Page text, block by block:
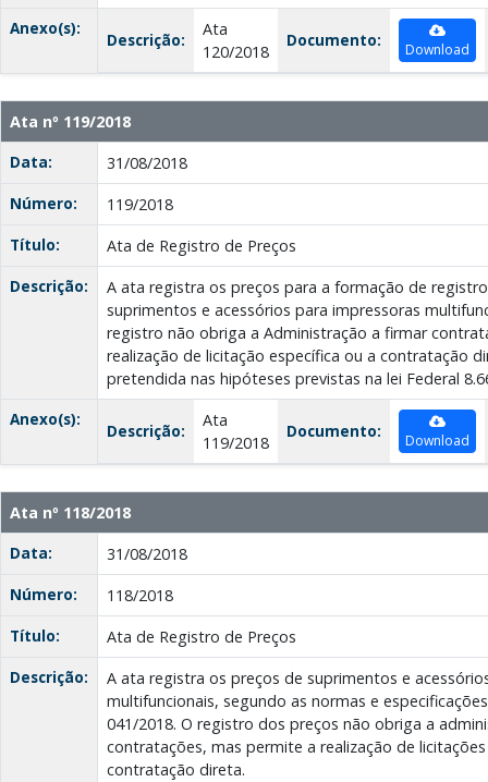
Anexo(s):
Descrição:
Ata
120/2018
Documento: Download
Ata nº 119/2018
Data:
31/08/2018
Número:
119/2018
Título:
Ata de Registro de Preços
Descrição:
A ata registra os preços para a formação de
suprimentos e acessórios para impressoras
registro não obriga a Administração a firmar
realização de licitação específica ou a contratação
pretendida nas hipóteses previstas na lei Federal
Anexo(s):
Descrição:
Ata
119/2018
Documento: Download
Ata nº 118/2018
Data:
31/08/2018
Número:
118/2018
Título:
Ata de Registro de Preços
Descrição:
A ata registra os preços de suprimentos e
multifuncionais, segundo as normas e
041/2018. O registro dos preços não obriga a
contratações, mas permite a realização de
contratação direta.